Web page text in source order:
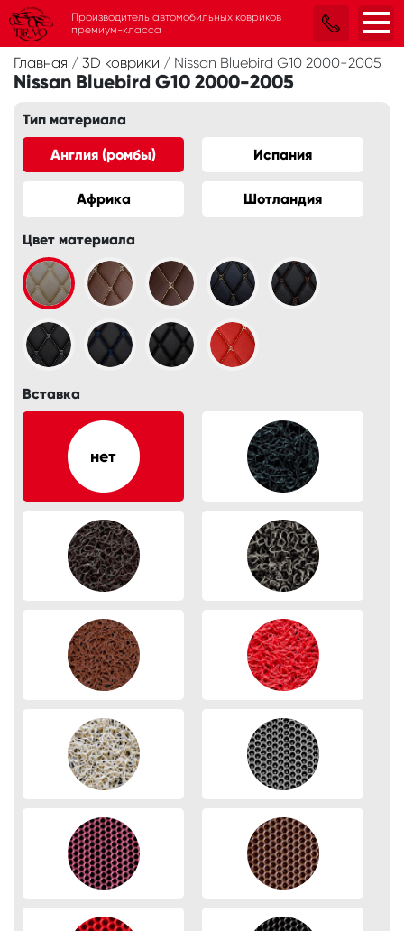
Главная / 3D коврики / Nissan Bluebird G10 2000-2005
Nissan Bluebird G10 2000-2005
Тип материала
Англия (ромбы) Испания
Африка Шотландия
Цвет материала
Вставка
Производитель автомобильных ковриков
премиум-класса